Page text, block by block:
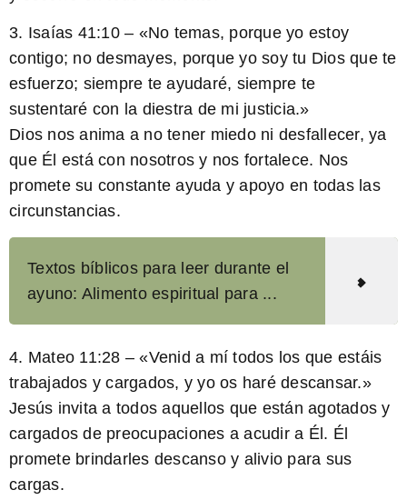
3. Isaías 41:10– «No temas, porque yo estoy
contigo; no desmayes, porque yo soy tu Dios que te
esfuerzo; siempre te ayudaré, siempre te
sustentaré con la diestra de mi justicia.»
Dios nos anima a no tener miedo ni desfallecer, ya
que Él está con nosotros y nos fortalece. Nos
promete su constante ayuda y apoyo en todas las
circunstancias.
Textos bíblicos para leer durante el
ayuno: Alimento espiritual para ...
4. Mateo 11:28 – «Venid a mí todos los que estáis
trabajados y cargados, y yo os haré descansar.»
Jesús invita a todos aquellos que están agotados y
cargados de preocupaciones a acudir a Él. Él
promete brindarles descanso y alivio para sus
cargas.